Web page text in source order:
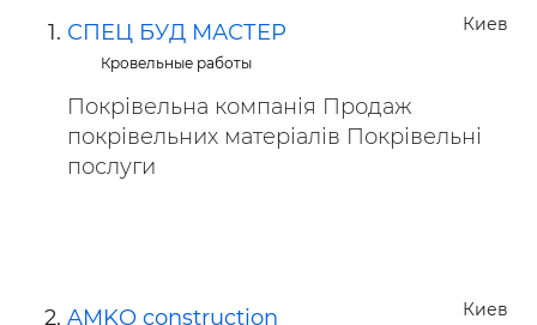
Киев
СПЕЦ БУД МАСТЕР
Кровельные работы
Покрівельна компанія Продаж
покрівельних матеріалів Покрівельні
послуги
Киев
AMKO construction